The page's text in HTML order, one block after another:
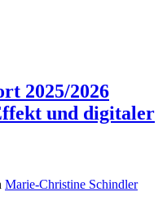
2025/2026
und digitaler
Marie-Christine Schindler